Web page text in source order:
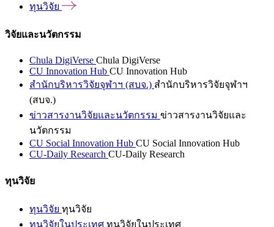
ทุนวิจัย
วิจัยและนวัตกรรม
Chula DigiVerse Chula DigiVerse
CU Innovation Hub CU Innovation Hub
สำนักบริหารวิจัยจุฬาฯ (สบจ.) สำนักบริหารวิจัยจุฬาฯ
(สบจ.)
ข่าวสารงานวิจัยและนวัตกรรม ข่าวสารงานวิจัยและ
นวัตกรรม
CU Social Innovation Hub CU Social Innovation Hub
CU-Daily Research CU-Daily Research
ทุนวิจัย
ทุนวิจัย ทุนวิจัย
ทุนวิจัยในประเทศ ทุนวิจัยในประเทศ